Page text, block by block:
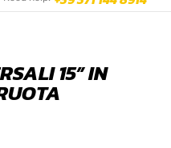
15” IN